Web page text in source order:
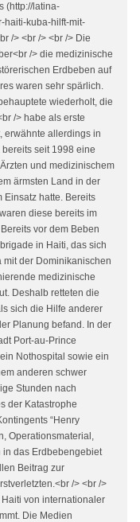
(http://latina-
haiti-kuba-hilft-mit-
/> <br /> <br /> Die
/> die medizinische
Erdbeben auf
waren sehr spärlich.
wiederholt, die
/> habe als erste
erwähnte allerdings in
seit 1998 eine
und medizinischem
ärmsten Land in der
Einsatz hatte. Bereits
diese bereits im
vor dem Beben
in Haiti, das sich
der Dominikanischen
medizinische
Deshalb retteten die
sich die Hilfe anderer
Planung befand. In der
Port-au-Prince
Nothospital sowie ein
anderen schwer
Stunden nach
der Katastrophe
“Henry
Operationsmaterial,
in das Erdbebengebiet
Beitrag zur
/> <br />
von internationaler
Die Medien